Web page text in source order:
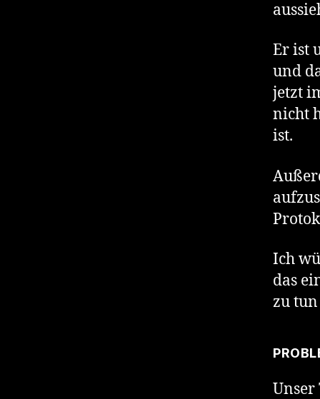
Er ist
und
jetzt
nicht
ist.
Ich
das
zu
Unser